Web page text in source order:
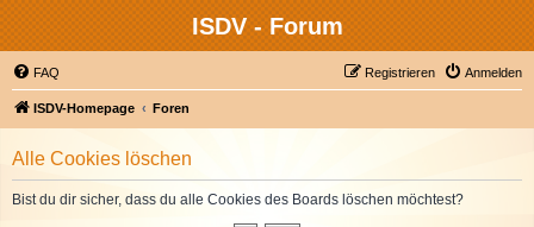
ISDV - Forum
FAQ Anmelden
Registrieren
ISDV-Homepage Foren
Alle Cookies löschen
Bist du dir sicher, dass du alle Cookies des Boards löschen möchtest?